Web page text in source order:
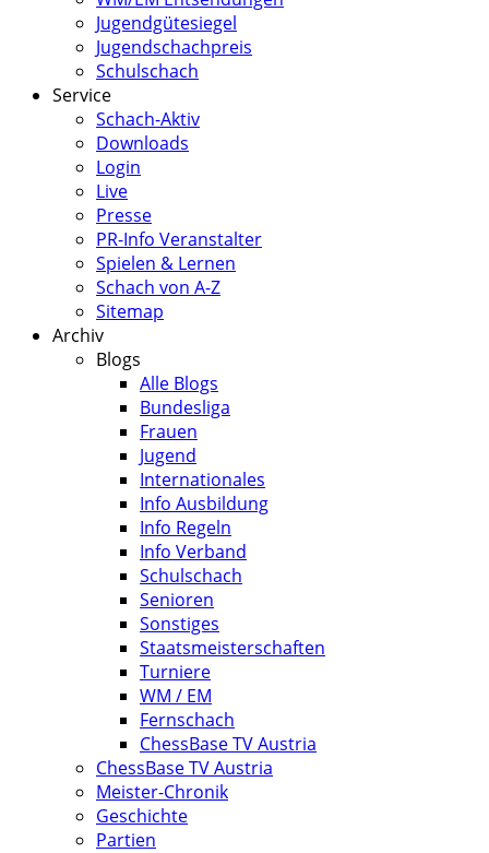
Jugendgütesiegel
Jugendschachpreis
Schulschach
Service
Schach-Aktiv
Downloads
Login
Live
Presse
PR-Info Veranstalter
Spielen & Lernen
Schach von A-Z
Sitemap
Archiv
Blogs
Alle Blogs
Bundesliga
Frauen
Jugend
Internationales
Info Ausbildung
Info Regeln
Info Verband
Schulschach
Senioren
Sonstiges
Staatsmeisterschaften
Turniere
WM / EM
Fernschach
ChessBase TV Austria
ChessBase TV Austria
Meister-Chronik
Geschichte
Partien